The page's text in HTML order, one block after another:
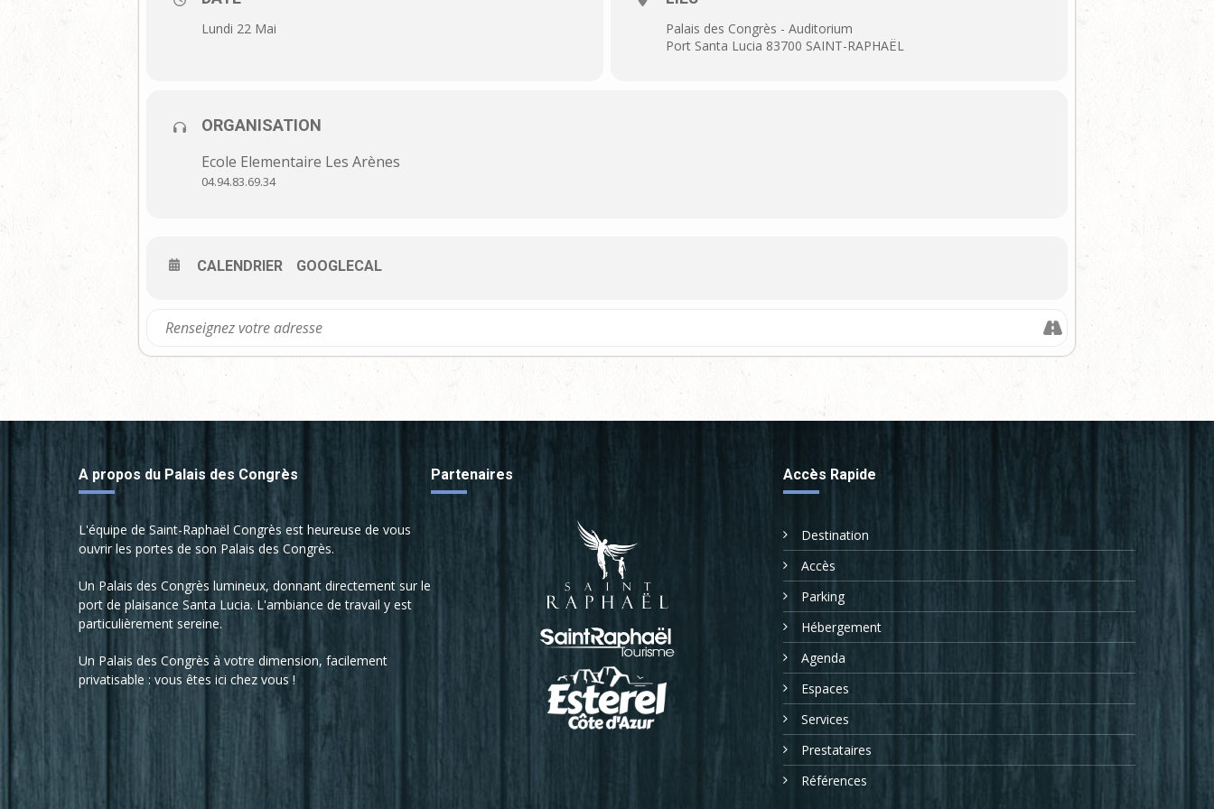
Lundi 22 Mai
Palais des Congrès - Auditorium
Port Santa Lucia 83700 SAINT-RAPHAËL
ORGANISATION
Ecole Elementaire Les Arènes
04.94.83.69.34
CALENDRIER GOOGLECAL
A propos du Palais des Congrès
L'équipe de Saint-Raphaël Congrès est heureuse de vous
ouvrir les portes de son Palais des Congrès.
Un Palais des Congrès lumineux, donnant directement sur le
port de plaisance Santa Lucia. L'ambiance de travail y est
particulièrement sereine.
Un Palais des Congrès à votre dimension, facilement
privatisable : vous êtes ici chez vous !
Partenaires Accès Rapide
Destination
Accès
Parking
Hébergement
Agenda
Espaces
Services
Prestataires
Références